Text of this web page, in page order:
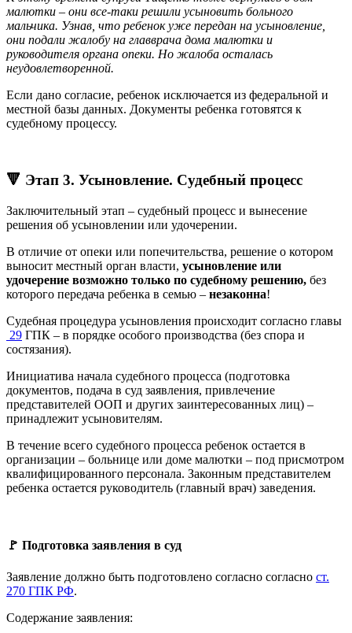
малютки – они все-таки решили усыновить больного
мальчика. Узнав, что ребенок уже передан на усыновление,
они подали жалобу на главврача дома малютки и
руководителя органа опеки. Но жалоба осталась
неудовлетворенной.
Если дано согласие, ребенок исключается из федеральной и
местной базы данных. Документы ребенка готовятся к
судебному процессу.
🔻 Этап 3. Усыновление. Судебный процесс
Заключительный этап – судебный процесс и вынесение
решения об усыновлении или удочерении.
В отличие от опеки или попечительства, решение о котором
выносит местный орган власти, усыновление или
удочерение возможно только по судебному решению, без
которого передача ребенка в семью – незаконна!
Судебная процедура усыновления происходит согласно главы
29 ГПК – в порядке особого производства (без спора и
состязания).
Инициатива начала судебного процесса (подготовка
документов, подача в суд заявления, привлечение
представителей ООП и других заинтересованных лиц) –
принадлежит усыновителям.
В течение всего судебного процесса ребенок остается в
организации – больнице или доме малютки – под присмотром
квалифицированного персонала. Законным представителем
ребенка остается руководитель (главный врач) заведения.
🚩 Подготовка заявления в суд
Заявление должно быть подготовлено согласно согласно ст.
270 ГПК РФ.
Содержание заявления: